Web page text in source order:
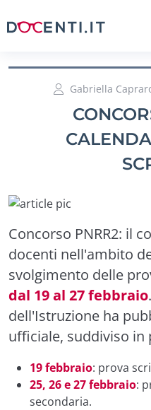
Gabriella
Concorso PNRR2: il
docenti nell'ambito
svolgimento delle
dal 19 al 27 febbraio
dell'Istruzione ha
ufficiale, suddiviso in
19 febbraio: prova
25, 26 e 27 febbraio:
secondaria.